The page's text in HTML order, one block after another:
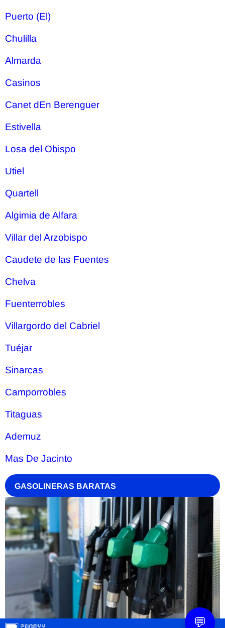
Puerto (El)
Chulilla
Almarda
Casinos
Canet dEn Berenguer
Estivella
Losa del Obispo
Utiel
Quartell
Algimia de Alfara
Villar del Arzobispo
Caudete de las Fuentes
Chelva
Fuenterrobles
Villargordo del Cabriel
Tuéjar
Sinarcas
Camporrobles
Titaguas
Ademuz
Mas De Jacinto
GASOLINERAS BARATAS
💬